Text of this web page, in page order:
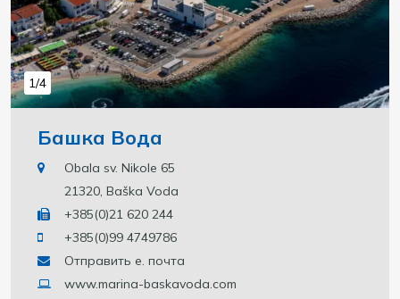
1/4
Башка Вода
Obala sv. Nikole 65
21320, Baška Voda
+385(0)21 620 244
+385(0)99 4749786
Отправить е. почта
www.marina-baskavoda.com